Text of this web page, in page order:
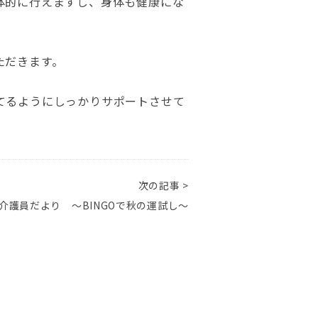
きます。
ようにしっかりサポートさせて
次の記事 >
護員だより ～BINGOで秋の運試し～